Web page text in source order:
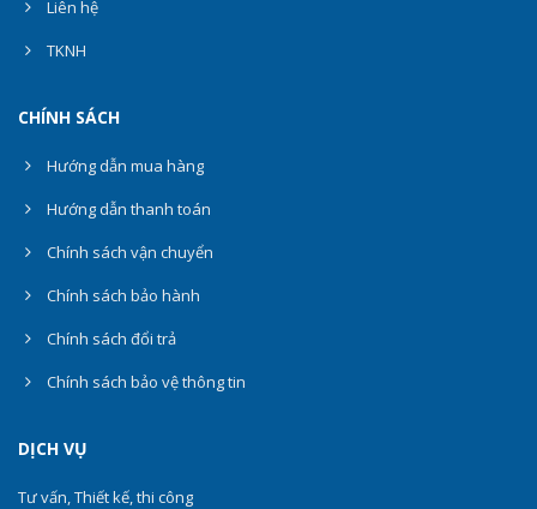
Liên hệ
TKNH
CHÍNH SÁCH
Hướng dẫn mua hàng
Hướng dẫn thanh toán
Chính sách vận chuyển
Chính sách bảo hành
Chính sách đổi trả
Chính sách bảo vệ thông tin
DỊCH VỤ
Tư vấn, Thiết kế, thi công